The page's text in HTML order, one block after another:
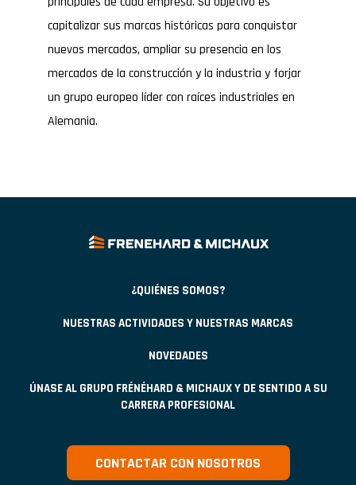
capitalizar sus marcas históricas para conquistar
nuevos mercados, ampliar su presencia en los
mercados de la construcción y la industria y forjar
un grupo europeo líder con raíces industriales en
Alemania.
¿QUIÉNES SOMOS?
NUESTRAS ACTIVIDADES Y NUESTRAS MARCAS
NOVEDADES
ÚNASE AL GRUPO FRÉNÉHARD & MICHAUX Y DE SENTIDO A SU
CARRERA PROFESIONAL
CONTACTAR CON NOSOTROS